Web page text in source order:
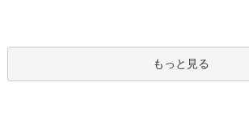
もっと見る